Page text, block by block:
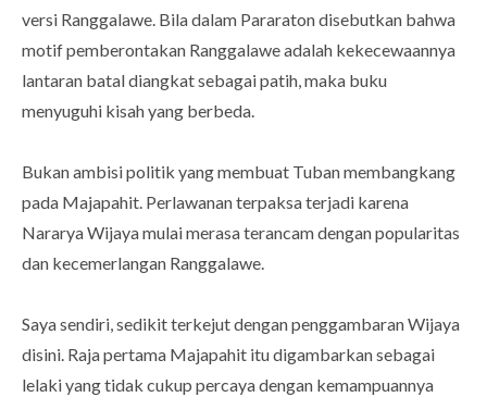
versi Ranggalawe. Bila dalam Pararaton disebutkan bahwa
motif pemberontakan Ranggalawe adalah kekecewaannya
lantaran batal diangkat sebagai patih, maka buku
menyuguhi kisah yang berbeda.
Bukan ambisi politik yang membuat Tuban membangkang
pada Majapahit. Perlawanan terpaksa terjadi karena
Nararya Wijaya mulai merasa terancam dengan popularitas
dan kecemerlangan Ranggalawe.
Saya sendiri, sedikit terkejut dengan penggambaran Wijaya
disini. Raja pertama Majapahit itu digambarkan sebagai
lelaki yang tidak cukup percaya dengan kemampuannya